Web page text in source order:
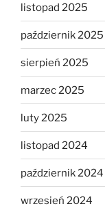
listopad 2025
październik 2025
sierpień 2025
marzec 2025
luty 2025
listopad 2024
październik 2024
wrzesień 2024